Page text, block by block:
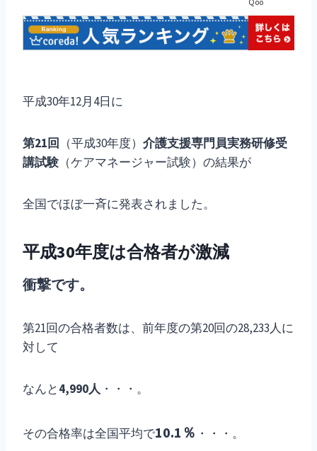
平成30年12月4日に
第21回 （平成30年度） 介護支援専門員実務研修受
講試験 （ケアマネージャー試験）の結果が
全国でほぼ一斉に発表されました。
平成30年度は合格者が激減
衝撃です。
第21回の合格者数は、前年度の第20回の28,233人に
対して
なんと4,990人 ・・・。
その合格率は全国平均で10.1％ ・・・。